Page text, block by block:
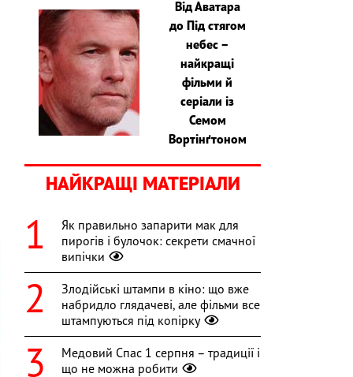
Від Аватара
до Під стягом
небес –
найкращі
фільми й
серіали із
Семом
Вортінґтоном
НАЙКРАЩІ МАТЕРІАЛИ
Як правильно запарити мак для
пирогів і булочок: секрети смачної
випічки
Злодійські штампи в кіно: що вже
набридло глядачеві, але фільми все
штампуються під копірку
Медовий Спас 1 серпня – традиції і
що не можна робити